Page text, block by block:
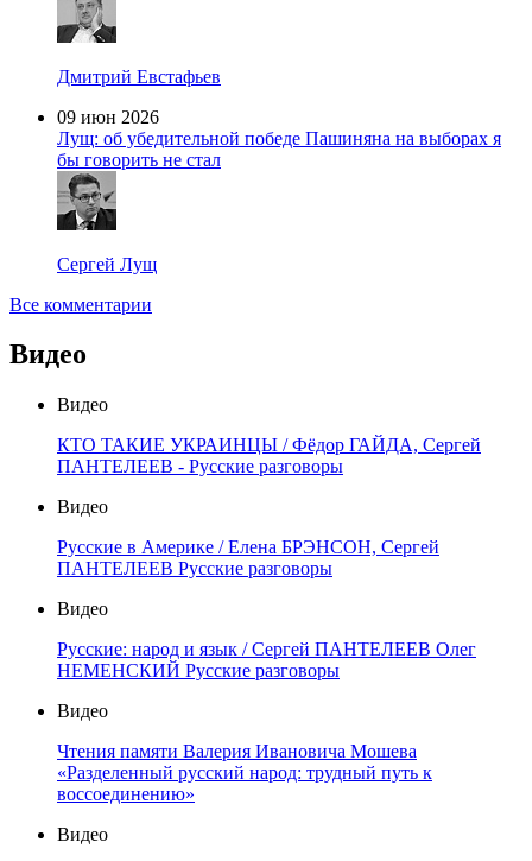
Дмитрий Евстафьев
09 июн 2026
Лущ: об убедительной победе Пашиняна на выборах я
бы говорить не стал
Сергей Лущ
Все комментарии
Видео
Видео
КТО ТАКИЕ УКРАИНЦЫ / Фёдор ГАЙДА, Сергей
ПАНТЕЛЕЕВ - Русские разговоры
Видео
Русские в Америке / Елена БРЭНСОН, Сергей
ПАНТЕЛЕЕВ Русские разговоры
Видео
Русские: народ и язык / Сергей ПАНТЕЛЕЕВ Олег
НЕМЕНСКИЙ Русские разговоры
Видео
Чтения памяти Валерия Ивановича Мошева
«Разделенный русский народ: трудный путь к
воссоединению»
Видео